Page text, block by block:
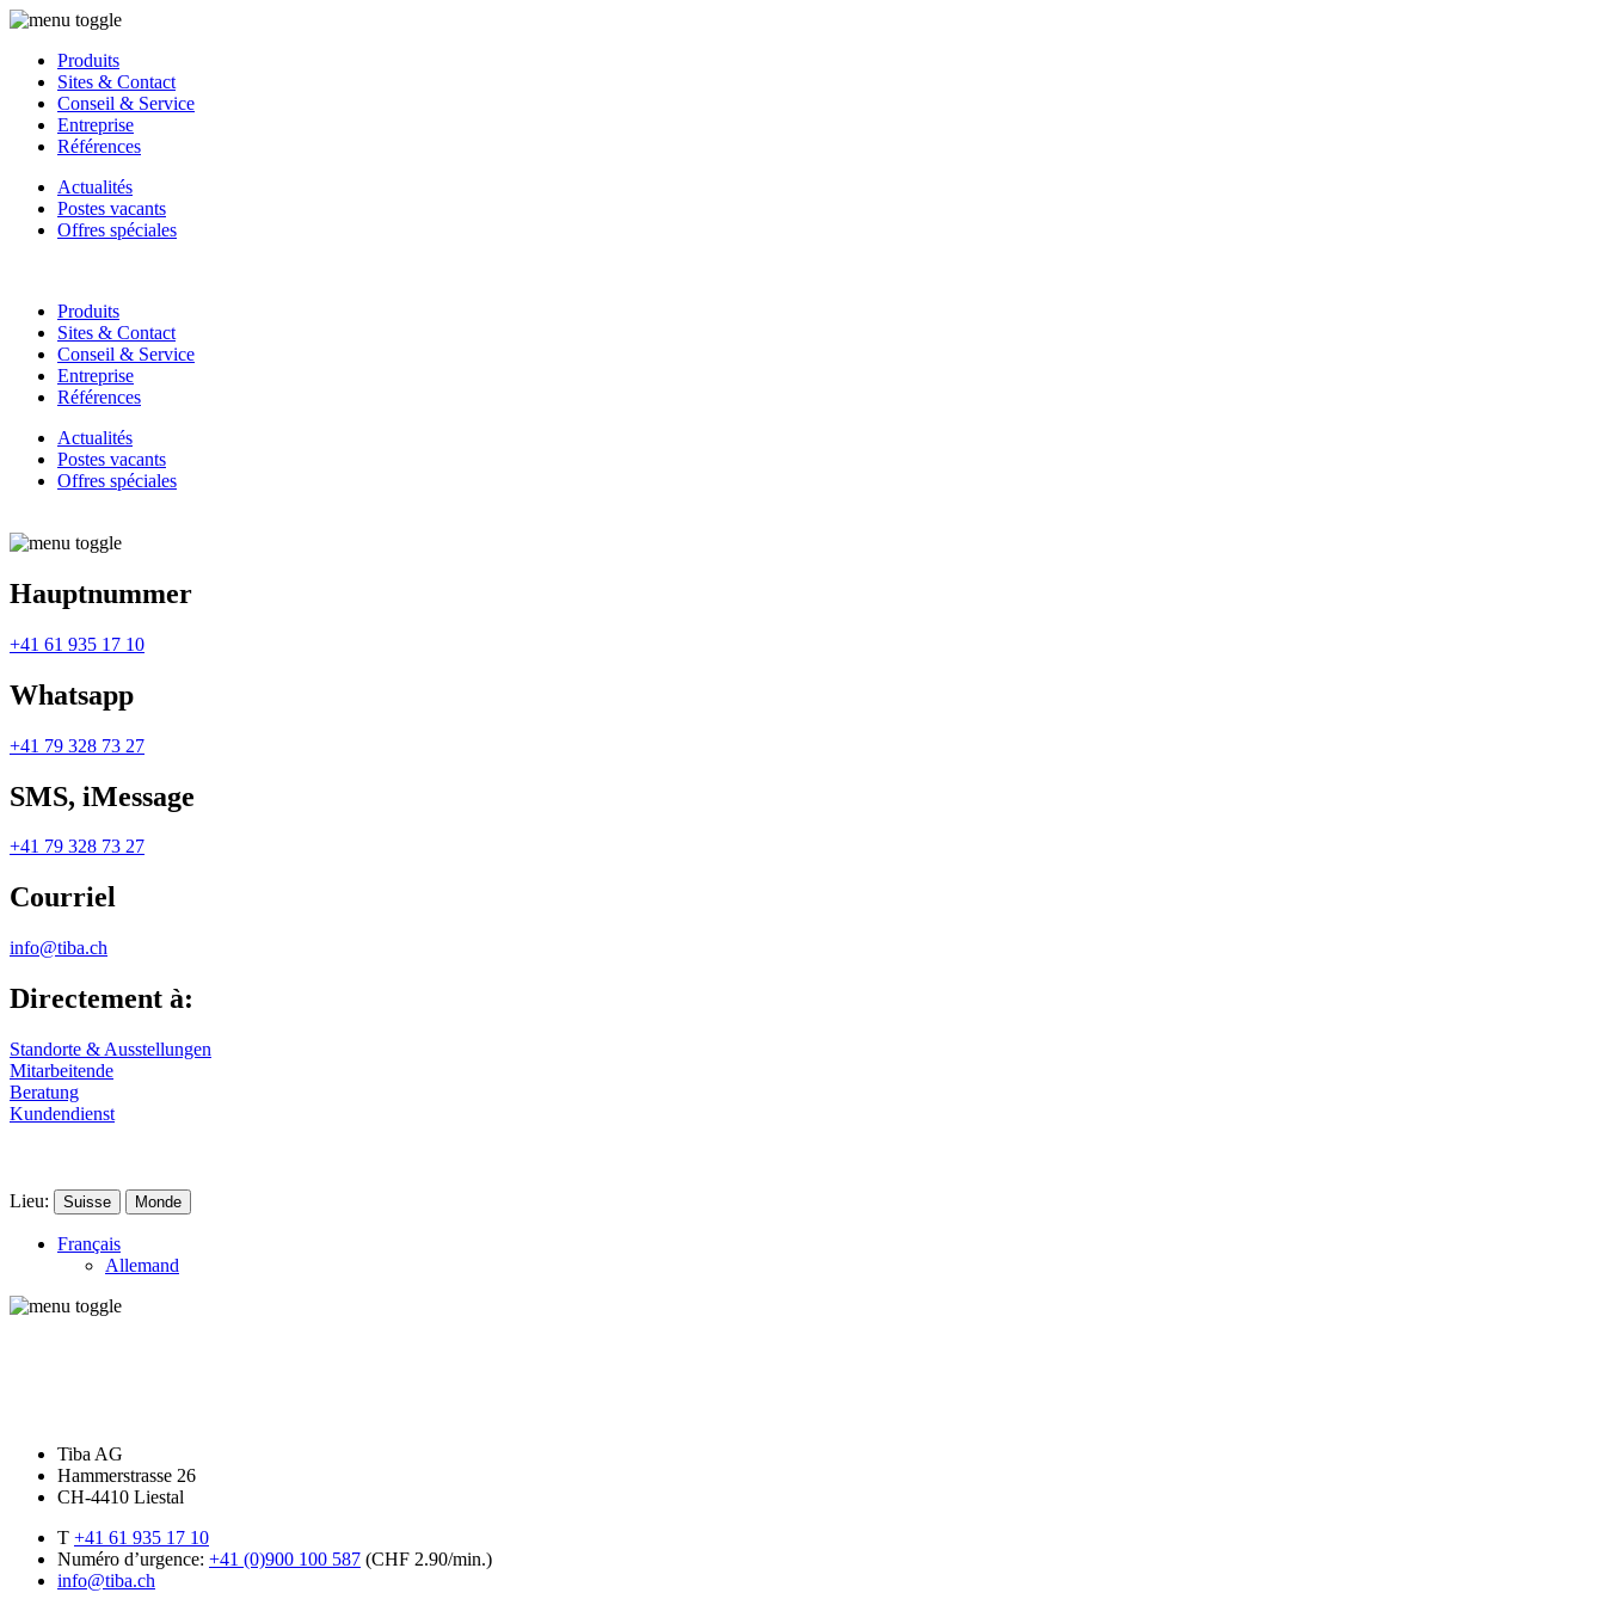
Produits
Sites & Contact
Conseil & Service
Entreprise
Références
Actualités
Postes vacants
Offres spéciales
Produits
Sites & Contact
Conseil & Service
Entreprise
Références
Actualités
Postes vacants
Offres spéciales
Hauptnummer
+41 61 935 17 10
Whatsapp
+41 79 328 73 27
SMS, iMessage
+41 79 328 73 27
Courriel
info@tiba.ch
Directement à:
Standorte & Ausstellungen
Mitarbeitende
Beratung
Kundendienst
Lieu: Suisse Monde
Français
Allemand
Tiba AG
Hammerstrasse 26
CH-4410 Liestal
T +41 61 935 17 10
Numéro d’urgence: +41 (0)900 100 587 (CHF 2.90/min.)
info@tiba.ch